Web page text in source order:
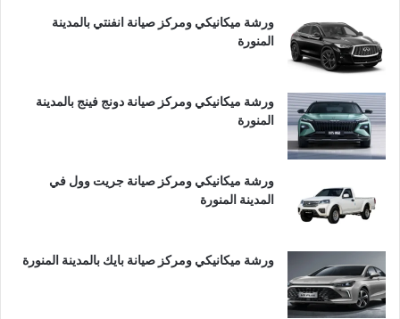
ورشة ميكانيكي ومركز صيانة انفنتي بالمدينة
المنورة
ورشة ميكانيكي ومركز صيانة دونج فينج بالمدينة
المنورة
ورشة ميكانيكي ومركز صيانة جريت وول في
المدينة المنورة
ورشة ميكانيكي ومركز صيانة بايك بالمدينة المنورة